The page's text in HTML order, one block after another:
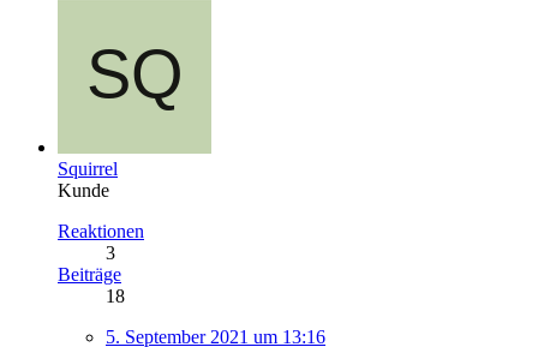
Squirrel
Kunde
Reaktionen
3
Beiträge
18
5. September 2021 um 13:16